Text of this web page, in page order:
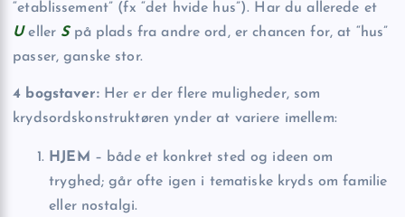
“etablissement” (fx “det hvide hus”). Har du allerede et
Ueller Spå plads fra andre ord, er chancen for, at “hus”
passer, ganske stor.
4 bogstaver:Her er der flere muligheder, som
krydsordskonstruktøren ynder at variere imellem:
HJEM – både et konkret sted og ideen om
tryghed; går ofte igen i tematiske kryds om familie
eller nostalgi.